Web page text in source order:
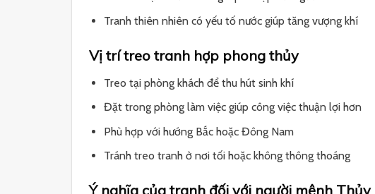
Tranh thiên nhiên có yếu tố nước giúp tăng vượng khí
Vị trí treo tranh hợp phong thủy
Treo tại phòng khách để thu hút sinh khí
Đặt trong phòng làm việc giúp công việc thuận lợi hơn
Phù hợp với hướng Bắc hoặc Đông Nam
Tránh treo tranh ở nơi tối hoặc không thông thoáng
Ý nghĩa của tranh đối với người mệnh Thủy